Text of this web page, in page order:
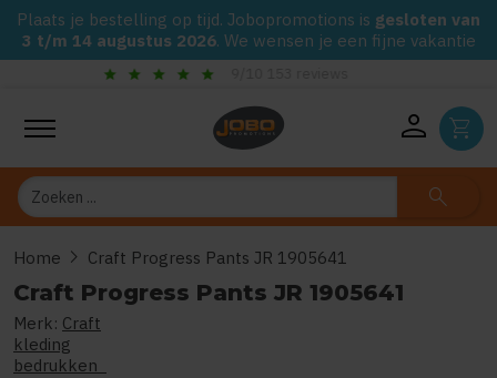
Plaats je bestelling op tijd. Jobopromotions is gesloten van
3 t/m 14 augustus 2026. We wensen je een fijne vakantie
Gegarandeerd de laagste prijs op alle Jobo's Advies artikelen
person shopping_cart
Zoeken search
Home chevron_right Craft Progress Pants JR 1905641
Craft Progress Pants JR 1905641
Merk: Craft
kleding
bedrukken